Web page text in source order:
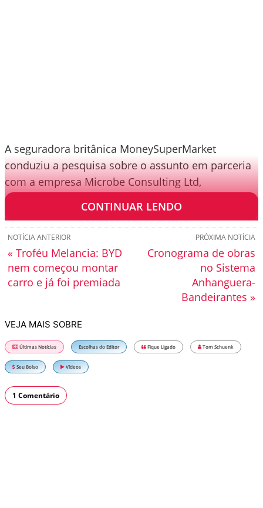
A seguradora britânica MoneySuperMarket
conduziu a pesquisa sobre o assunto em parceria
com a empresa Microbe Consulting Ltd,
especializada em microbiologia.
CONTINUAR LENDO
PRÓXIMA NOTÍCIA
Cronograma de obras
no Sistema
Anhanguera-
Bandeirantes »
NOTÍCIA ANTERIOR
« Troféu Melancia: BYD
nem começou montar
carro e já foi premiada
VEJA MAIS SOBRE
Últimas Notícias Escolhas do Editor Fique Ligado Tom Schuenk
Seu Bolso Vídeos
1 Comentário